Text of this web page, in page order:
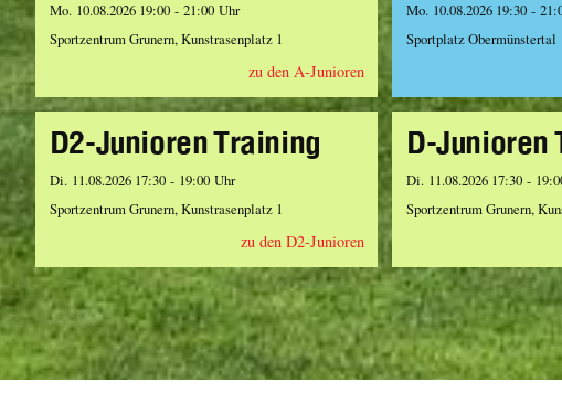
Mo. 10.08.2026 19:00 - 21:00 Uhr
Sportzentrum Grunern, Kunstrasenplatz 1
zu den A-Junioren
Mo. 10.08.2026 19:30 -
Sportplatz Obermünstertal
D2-Junioren Training
Di. 11.08.2026 17:30 - 19:00 Uhr
Sportzentrum Grunern, Kunstrasenplatz 1
zu den D2-Junioren
D-Junioren
Di. 11.08.2026 17:30 -
Sportzentrum Grunern,